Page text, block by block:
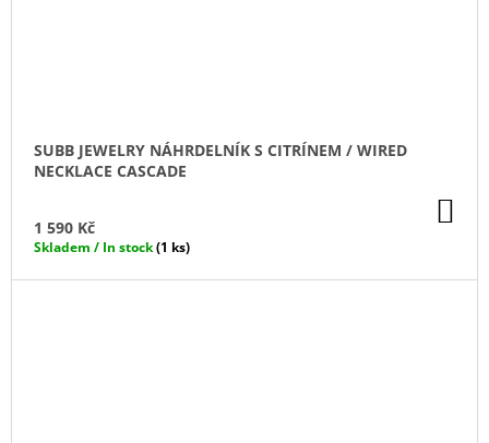
SUBB JEWELRY NÁHRDELNÍK S CITRÍNEM / WIRED
NECKLACE CASCADE
1 590 Kč
Skladem / In stock(1 ks)